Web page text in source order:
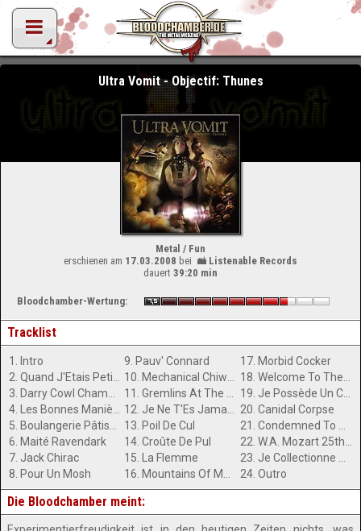
Ultra Vomit - Objectif: Thunes
Metal / Fun
erschienen am 17.03.2008 bei
Listenable Records
dauert 39:20 min
Bloodchamber-Wertung:
Tracklist
1. Intro
6. Maité Ravendark
7. Jack Chirac
8. Pour Un Mosh
9. Pauv' Connard
13. Poil De Cul
14. Croûte De Pul
15. La Flemme
17. Morbid Cocker
19. Je Possède Un Cousin
20. Canidal Corpse
24. Outro
Die Bloodchamber meint: